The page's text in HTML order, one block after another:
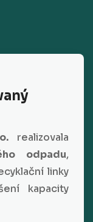
realizovala
odpadu,
linky
kapacity